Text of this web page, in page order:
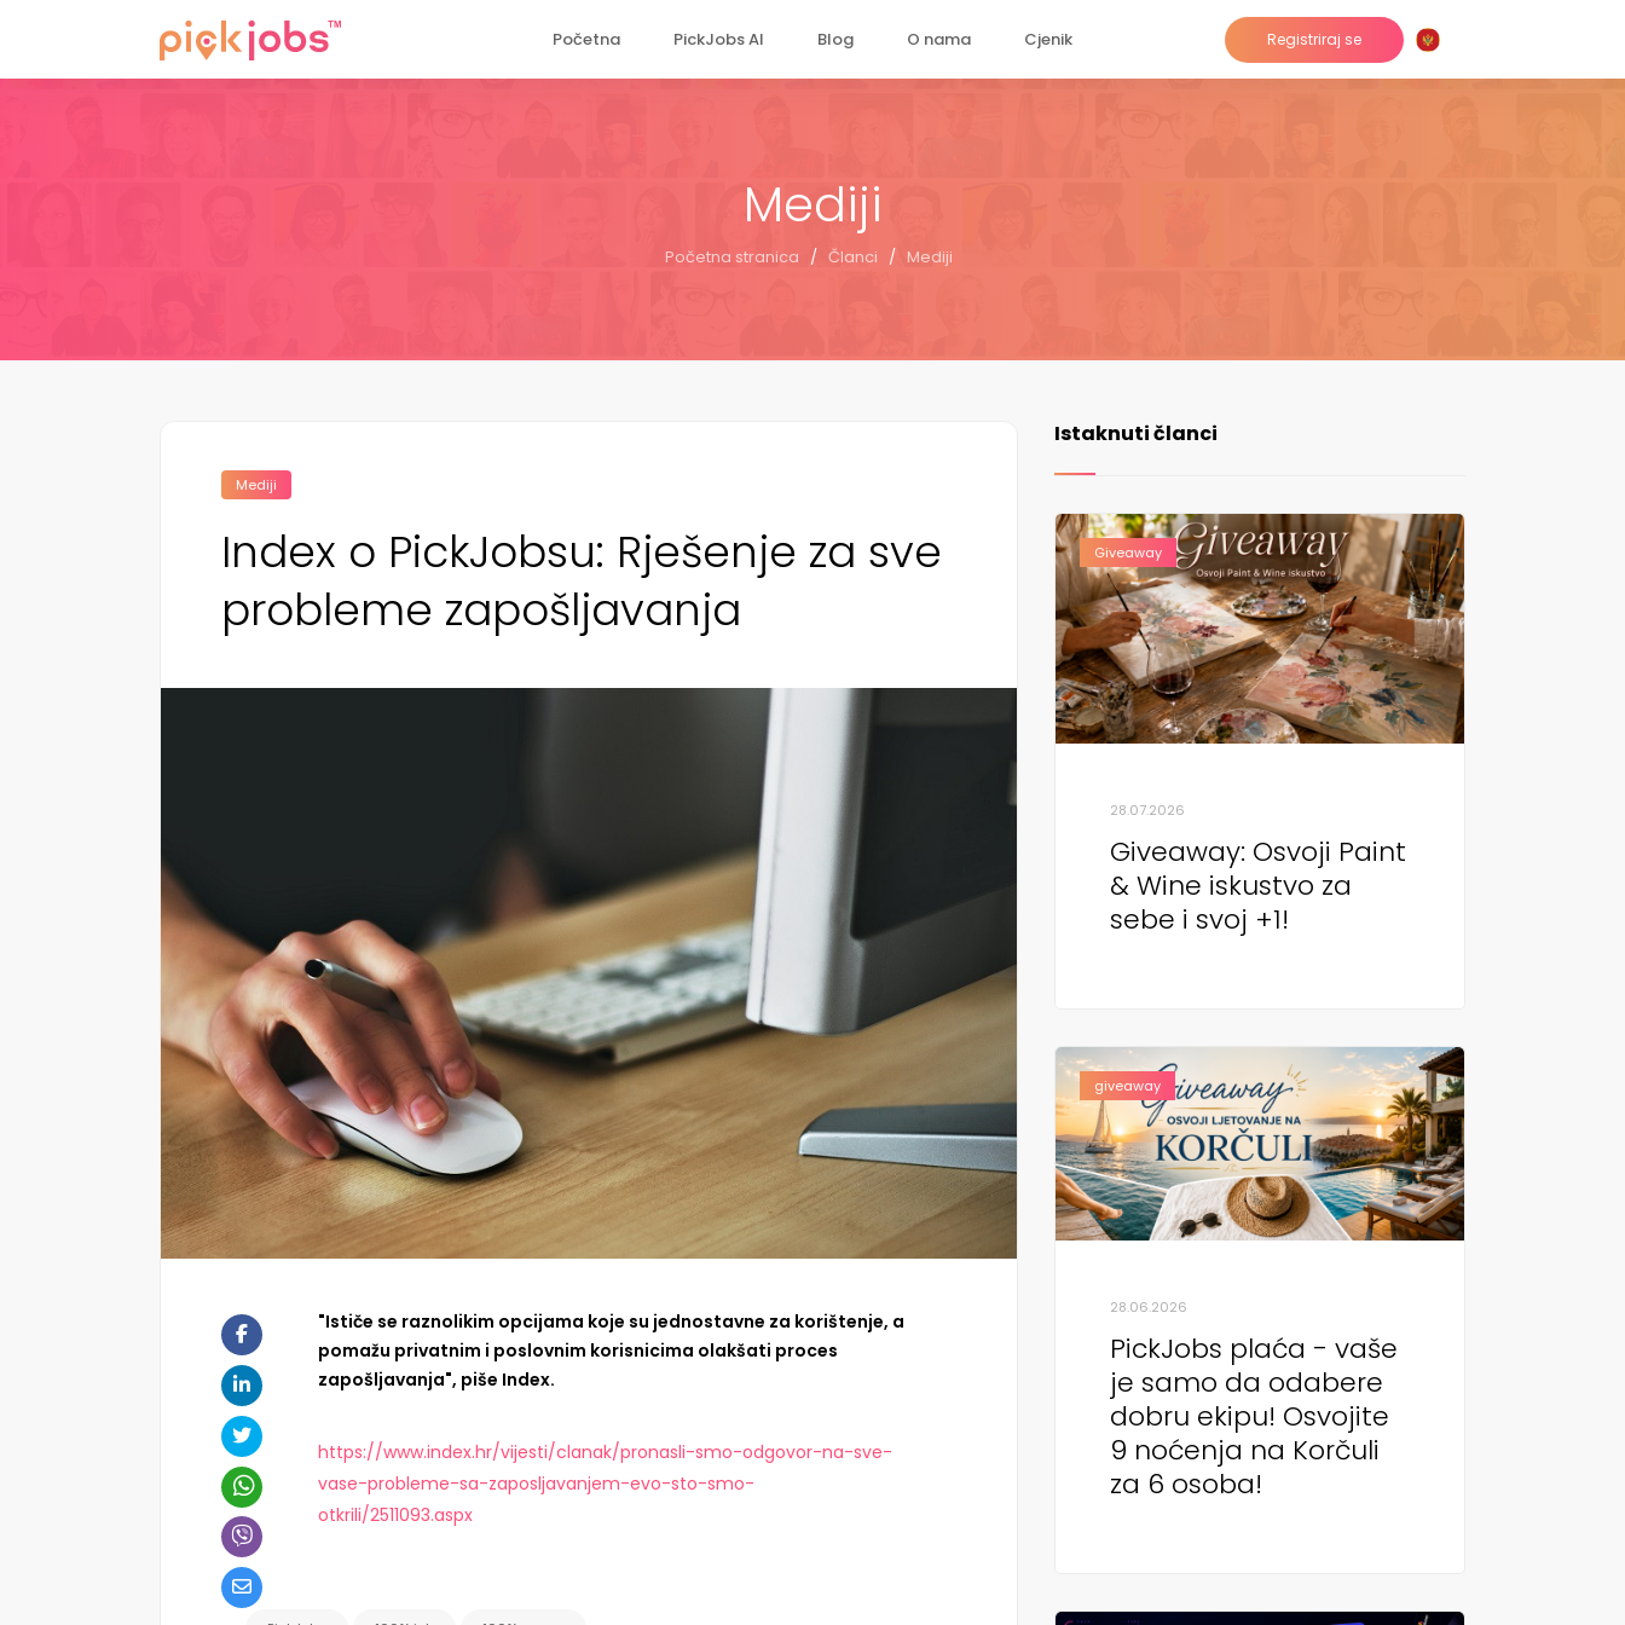
Početna PickJobs AI Blog O nama Cjenik Registriraj se
Mediji
Početna stranica / Članci / Mediji
Mediji
Index o PickJobsu: Rješenje za sve
probleme zapošljavanja
"Ističe se raznolikim opcijama koje su jednostavne za korištenje, a
pomažu privatnim i poslovnim korisnicima olakšati proces
zapošljavanja", piše Index.
https://www.index.hr/vijesti/clanak/pronasli-smo-odgovor-na-sve-
vase-probleme-sa-zaposljavanjem-evo-sto-smo-
otkrili/2511093.aspx
Istaknuti članci
Giveaway
28.07.2026
Giveaway: Osvoji Paint
& Wine iskustvo za
sebe i svoj +1!
giveaway
28.06.2026
PickJobs plaća - vaše
je samo da odabere
dobru ekipu! Osvojite
9 noćenja na Korčuli
za 6 osoba!